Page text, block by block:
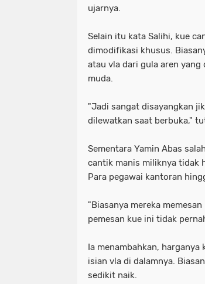
ujarnya.
Selain itu kata Salihi, kue
dimodifikasi khusus.
atau vla dari gula aren
muda.
"Jadi sangat disayangkan
dilewatkan saat berbuka,"
Sementara Yamin Abas
cantik manis miliknya tidak
Para pegawai kantoran
"Biasanya mereka
pemesan kue ini tidak
Ia menambahkan,
isian vla di dalamnya.
sedikit naik.